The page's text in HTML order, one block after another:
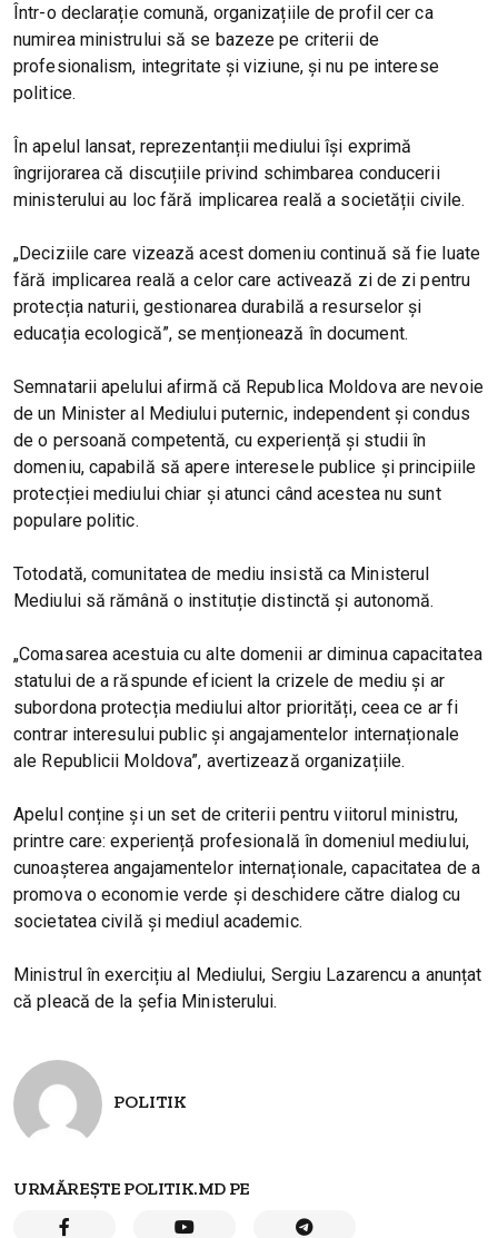
Într-o declarație comună, organizațiile de profil cer ca
numirea ministrului să se bazeze pe criterii de
profesionalism, integritate și viziune, și nu pe interese
politice.
În apelul lansat, reprezentanții mediului își exprimă
îngrijorarea că discuțiile privind schimbarea conducerii
ministerului au loc fără implicarea reală a societății civile.
„Deciziile care vizează acest domeniu continuă să fie luate
fără implicarea reală a celor care activează zi de zi pentru
protecția naturii, gestionarea durabilă a resurselor și
educația ecologică”, se menționează în document.
Semnatarii apelului afirmă că Republica Moldova are nevoie
de un Minister al Mediului puternic, independent și condus
de o persoană competentă, cu experiență și studii în
domeniu, capabilă să apere interesele publice și principiile
protecției mediului chiar și atunci când acestea nu sunt
populare politic.
Totodată, comunitatea de mediu insistă ca Ministerul
Mediului să rămână o instituție distinctă și autonomă.
„Comasarea acestuia cu alte domenii ar diminua capacitatea
statului de a răspunde eficient la crizele de mediu și ar
subordona protecția mediului altor priorități, ceea ce ar fi
contrar interesului public și angajamentelor internaționale
ale Republicii Moldova”, avertizează organizațiile.
Apelul conține și un set de criterii pentru viitorul ministru,
printre care: experiență profesională în domeniul mediului,
cunoașterea angajamentelor internaționale, capacitatea de a
promova o economie verde și deschidere către dialog cu
societatea civilă și mediul academic.
Ministrul în exercițiu al Mediului, Sergiu Lazarencu a anunțat
că pleacă de la șefia Ministerului.
POLITIK
URMĂREȘTE POLITIK.MD PE